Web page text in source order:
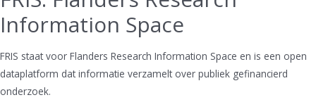
Information Space
FRIS staat voor Flanders Research Information Space en is een open
dataplatform dat informatie verzamelt over publiek gefinancierd
onderzoek.